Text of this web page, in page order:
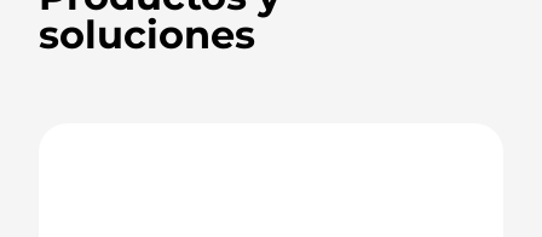
soluciones